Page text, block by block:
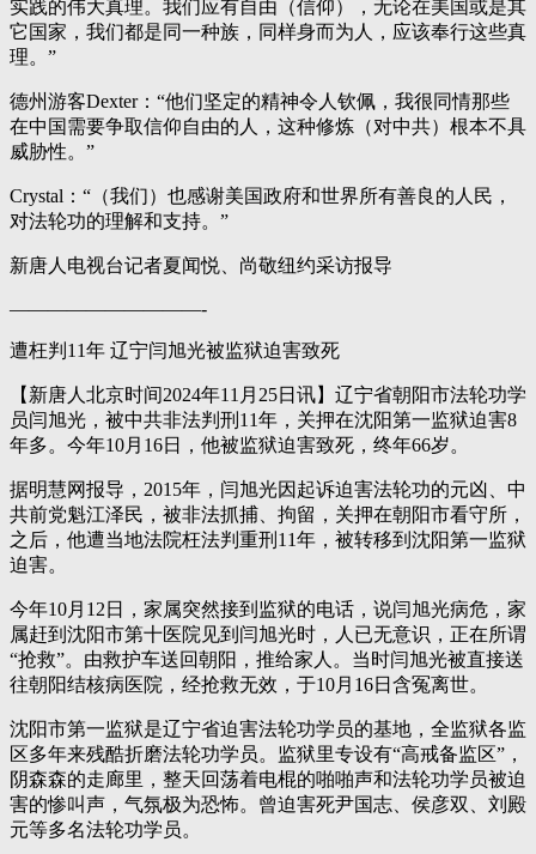
实践的伟大真理。我们应有自由（信仰），无论在美国或是其
它国家，我们都是同一种族，同样身而为人，应该奉行这些真
理。”
德州游客Dexter：“他们坚定的精神令人钦佩，我很同情那些
在中国需要争取信仰自由的人，这种修炼（对中共）根本不具
威胁性。”
Crystal：“（我们）也感谢美国政府和世界所有善良的人民，
对法轮功的理解和支持。”
新唐人电视台记者夏闻悦、尚敬纽约采访报导
——————————-
遭枉判11年 辽宁闫旭光被监狱迫害致死
【新唐人北京时间2024年11月25日讯】辽宁省朝阳市法轮功学
员闫旭光，被中共非法判刑11年，关押在沈阳第一监狱迫害8
年多。今年10月16日，他被监狱迫害致死，终年66岁。
据明慧网报导，2015年，闫旭光因起诉迫害法轮功的元凶、中
共前党魁江泽民，被非法抓捕、拘留，关押在朝阳市看守所，
之后，他遭当地法院枉法判重刑11年，被转移到沈阳第一监狱
迫害。
今年10月12日，家属突然接到监狱的电话，说闫旭光病危，家
属赶到沈阳市第十医院见到闫旭光时，人已无意识，正在所谓
“抢救”。由救护车送回朝阳，推给家人。当时闫旭光被直接送
往朝阳结核病医院，经抢救无效，于10月16日含冤离世。
沈阳市第一监狱是辽宁省迫害法轮功学员的基地，全监狱各监
区多年来残酷折磨法轮功学员。监狱里专设有“高戒备监区”，
阴森森的走廊里，整天回荡着电棍的啪啪声和法轮功学员被迫
害的惨叫声，气氛极为恐怖。曾迫害死尹国志、侯彦双、刘殿
元等多名法轮功学员。